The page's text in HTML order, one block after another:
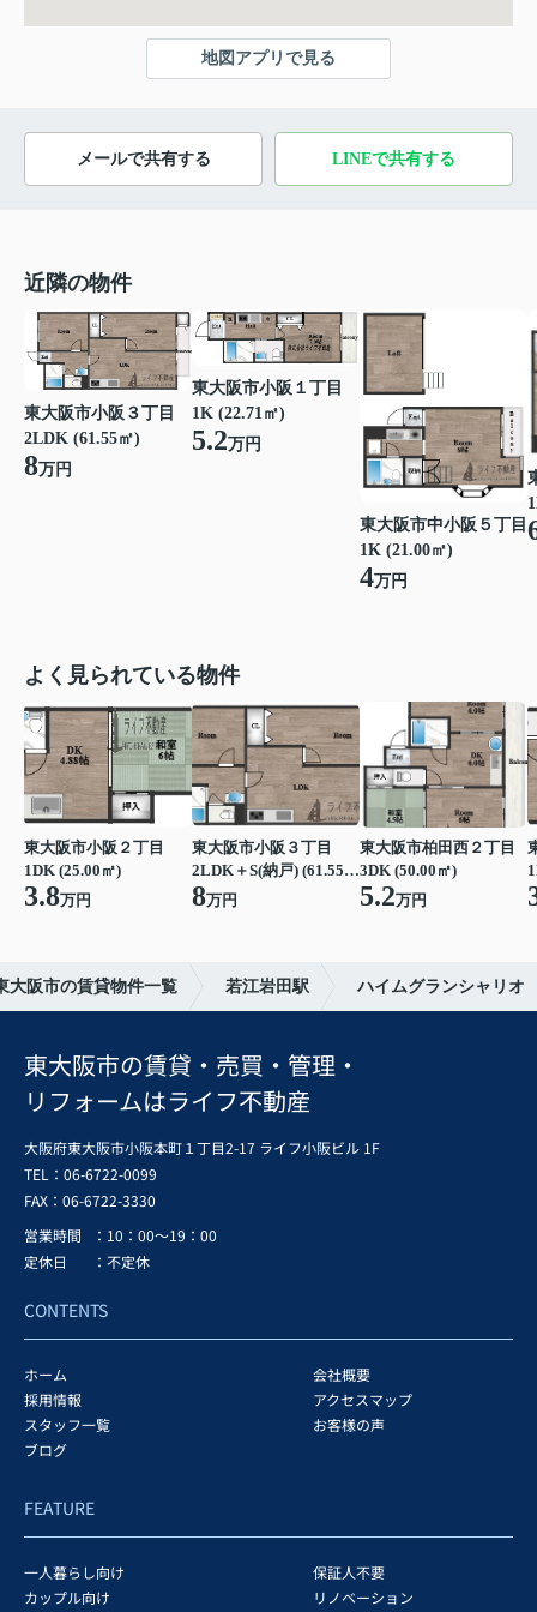
地図アプリで見る
メールで共有する LINEで共有する
近隣の物件
東大阪市小阪３丁目
2LDK (61.55㎡)
8万円
東大阪市小阪１丁目
1K (22.71㎡)
5.2万円
東大阪市中小阪５丁目
1K (21.00㎡)
4万円
よく見られている物件
東大阪市小阪２丁目
1DK (25.00㎡)
3.8万円
東大阪市小阪３丁目
2LDK＋S(納戸) (61.55㎡)
8万円
東大阪市柏田西２丁目
3DK (50.00㎡)
5.2万円
大阪市の賃貸物件一覧 若江岩田駅 ハイムグランシャリオ
東大阪市の賃貸・売買・管理・
リフォームはライフ不動産
大阪府東大阪市小阪本町１丁目2-17 ライフ小阪ビル 1F
TEL：06-6722-0099
FAX： 06-6722-3330
営業時間
：10：00～19：00
定休日
：不定休
CONTENTS
ホーム
会社概要
採用情報
アクセスマップ
スタッフ一覧
お客様の声
ブログ
FEATURE
一人暮らし向け
保証人不要
カップル向け
リノベーション